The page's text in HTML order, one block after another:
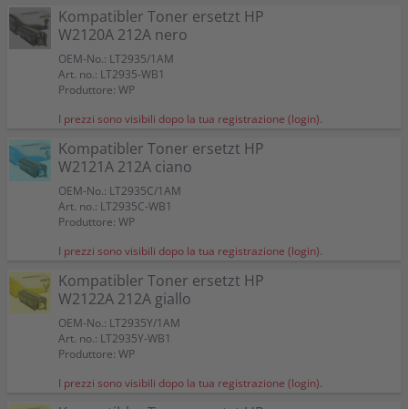
Kompatibler Toner ersetzt HP
W2120A 212A nero
OEM-No.: LT2935/1AM
Art. no.: LT2935-WB1
Produttore: WP
I prezzi sono visibili dopo la tua registrazione (login).
Kompatibler Toner ersetzt HP
W2121A 212A ciano
OEM-No.: LT2935C/1AM
Art. no.: LT2935C-WB1
Produttore: WP
I prezzi sono visibili dopo la tua registrazione (login).
Kompatibler Toner ersetzt HP
W2122A 212A giallo
OEM-No.: LT2935Y/1AM
Art. no.: LT2935Y-WB1
Produttore: WP
I prezzi sono visibili dopo la tua registrazione (login).